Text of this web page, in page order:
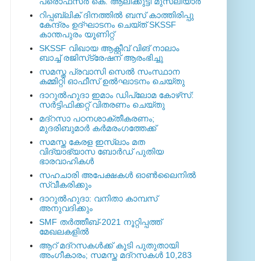
റിപ്പബ്ലിക് ദിനത്തില്‍ ബസ് കാത്തിരിപ്പു
കേന്ദ്രം ഉദ്ഘാടനം ചെയ്ത്‌ SKSSF
കാന്തപുരം യൂണിറ്റ്
SKSSF വിഖായ ആക്റ്റീവ് വിങ് നാലാം
ബാച്ച് രജിസ്‌ട്രേഷന് ആരംഭിച്ചു
സമസ്ത പ്രവാസി സെല്‍ സംസ്ഥാന
കമ്മിറ്റി ഓഫീസ് ഉല്‍ഘാടനം ചെയ്തു
ദാറുല്‍ഹുദാ ഇമാം ഡിപ്ലോമ കോഴ്‌സ്:
സര്‍ട്ടിഫിക്കറ്റ് വിതരണം ചെയ്തു
മദ്‌റസാ പഠനശാക്തീകരണം;
മുദരിബുമാര്‍ കര്‍മരംഗത്തേക്ക്
സമസ്ത കേരള ഇസ്ലാം മത
വിദ്യാഭ്യാസ ബോര്‍ഡ് പുതിയ
ഭാരവാഹികള്‍
സഹചാരി അപേക്ഷകൾ ഓൺലൈനിൽ
സ്വീകരിക്കും
ദാറുല്‍ഹുദാ: വനിതാ കാമ്പസ്
അനുവദിക്കും
SMF തര്‍ത്തീബ്-2021 നൂറ്റിപ്പത്ത്
മേഖലകളില്‍
ആറ് മദ്റസകള്‍ക്ക് കൂടി പുതുതായി
അംഗീകാരം; സമസ്ത മദ്റസകള്‍ 10,283